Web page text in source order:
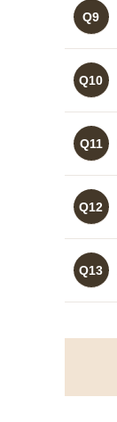
Q9
Q10
Q11
Q12
Q13